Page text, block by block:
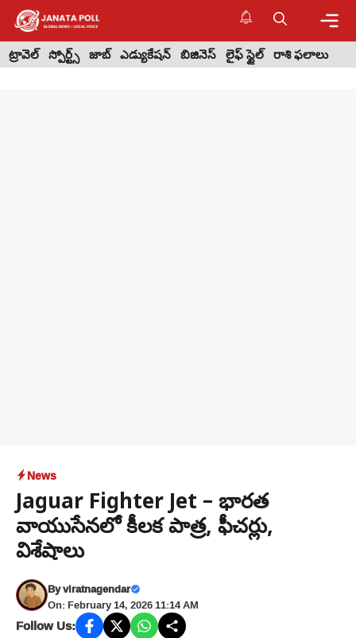
Skip
content
ట్రావెల్ స్పోర్ట్స్ జాబ్ ఎడ్యుకేషన్ బిజినెస్ లైఫ్ స్టైల్ రాశి ఫలాలు
News
Jaguar Fighter Jet – భారత
వాయుసేనలో కీలక పాత్ర, ఫీచర్లు,
విశేషాలు
Byviratnagendar
On: February 14, 2026 11:14 AM
Follow Us: